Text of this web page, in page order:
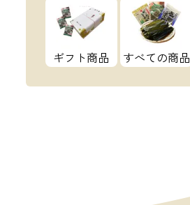
ギフト商品 すべての商品